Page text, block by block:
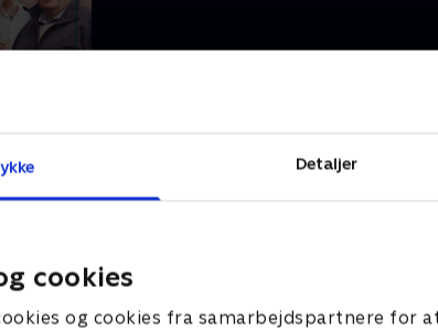
Detaljer
cookies
og cookies fra samarbejdspartnere for